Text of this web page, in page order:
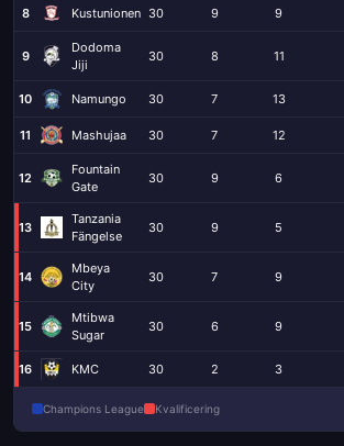
8 Kustunionen 30 9 9
9
Dodoma
Jiji
30 8 11
10 Namungo 30 7 13
11 Mashujaa 30 7 12
12
Fountain
Gate
30 9 6
13
Tanzania
Fängelse
30 9 5
14
Mbeya
City
30 7 9
15
Mtibwa
Sugar
30 6 9
16 KMC 30 2 3
Champions League Kvalificering